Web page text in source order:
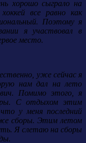
хорошо сыграло на
все равно как
Поэтому я
я участвовал в
место.
уже сейчас я
нам дал на лето
Помимо этого, я
С отдыхом этим
у меня последний
сборы. Этим летом
Я слетаю на сборы